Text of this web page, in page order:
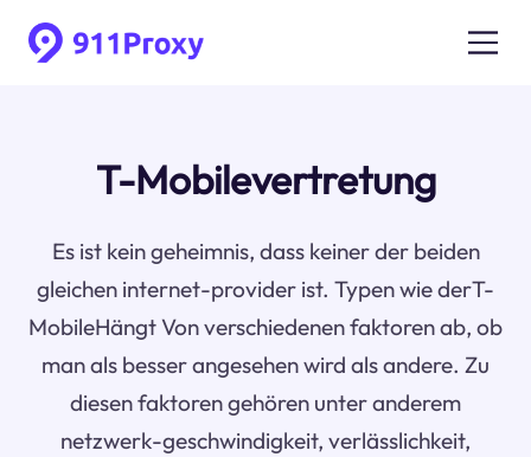
T-Mobilevertretung
Es ist kein geheimnis, dass keiner der beiden
gleichen internet-provider ist. Typen wie derT-
MobileHängt Von verschiedenen faktoren ab, ob
man als besser angesehen wird als andere. Zu
diesen faktoren gehören unter anderem
netzwerk-geschwindigkeit, verlässlichkeit,